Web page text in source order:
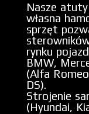
Nasze
własna
sprzęt
rynku
BMW,
(Alfa
DS).
Strojenie
(Hyundai,